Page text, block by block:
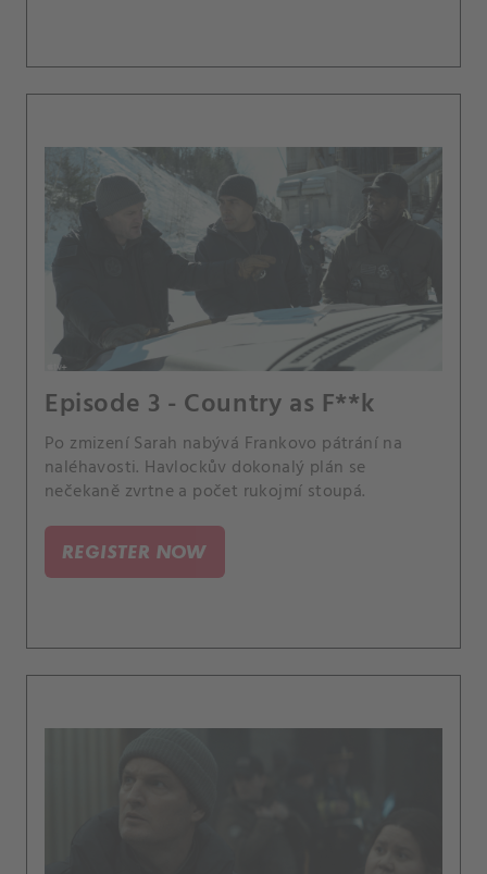
Episode 3 - Country as F**k
Po zmizení Sarah nabývá Frankovo pátrání na
naléhavosti. Havlockův dokonalý plán se
nečekaně zvrtne a počet rukojmí stoupá.
REGISTER NOW